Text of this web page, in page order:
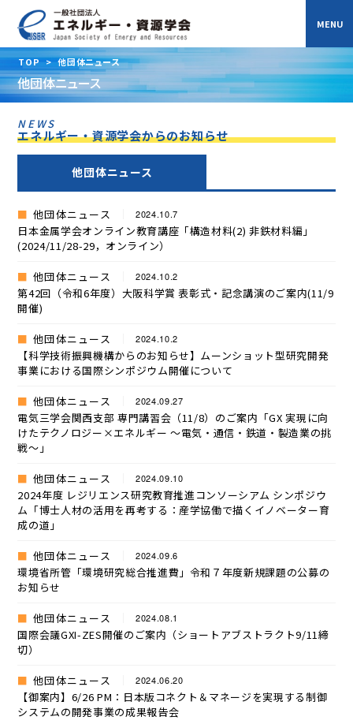
TOP > 他団体ニュース
他団体ニュース
NEWS
エネルギー・資源学会からのお知らせ
他団体ニュース
他団体ニュース 2024.10.7
日本金属学会オンライン教育講座「構造材料(2) 非鉄材料編」
(2024/11/28-29，オンライン）
他団体ニュース 2024.10.2
第42回（令和6年度）大阪科学賞 表彰式・記念講演のご案内(11/9
開催)
他団体ニュース 2024.10.2
【科学技術振興機構からのお知らせ】ムーンショット型研究開発
事業における国際シンポジウム開催について
他団体ニュース 2024.09.27
電気三学会関西支部 専門講習会（11/8）のご案内「GX 実現に向
けたテクノロジー×エネルギー ～電気・通信・鉄道・製造業の挑
戦～」
他団体ニュース 2024.09.10
2024年度 レジリエンス研究教育推進コンソーシアム シンポジウ
ム「博士人材の活用を再考する：産学協働で描くイノベーター育
成の道」
他団体ニュース 2024.09.6
環境省所管「環境研究総合推進費」令和７年度新規課題の公募の
お知らせ
他団体ニュース 2024.08.1
国際会議GXI-ZES開催のご案内（ショートアブストラクト9/11締
切）
他団体ニュース 2024.06.20
【御案内】6/26 PM：日本版コネクト＆マネージを実現する制御
システムの開発事業の成果報告会